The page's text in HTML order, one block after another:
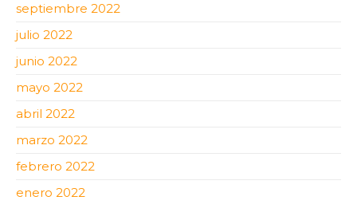
septiembre 2022
julio 2022
junio 2022
mayo 2022
abril 2022
marzo 2022
febrero 2022
enero 2022